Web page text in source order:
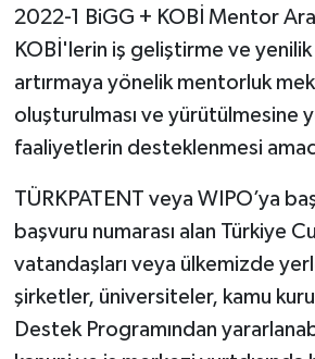
2022-1 BiGG + KOBİ Mentor
KOBİ'lerin iş geliştirme ve
artırmaya yönelik mentorluk
oluşturulması ve yürütülmesine
faaliyetlerin desteklenmesi
TÜRKPATENT veya WIPO’ya
başvuru numarası alan Türkiye
vatandaşları veya ülkemizde
şirketler, üniversiteler, kamu
Destek Programından